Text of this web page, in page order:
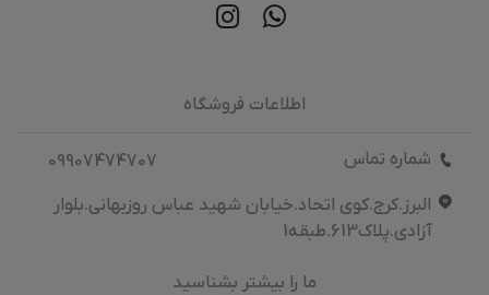
اطلاعات فروشگاه
شماره تماس
09907474707
البرز.کرج.کوی اتحاد.خیابان شهید عباس روزبهانی.بلوار
آزادی.پلاک613.طبقه1
ما را بیشتر بشناسید